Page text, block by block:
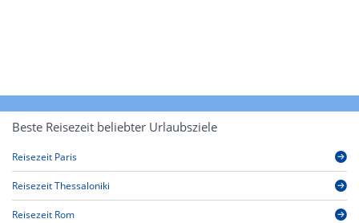
Beste Reisezeit beliebter Urlaubsziele
Reisezeit Paris
Reisezeit Thessaloniki
Reisezeit Rom